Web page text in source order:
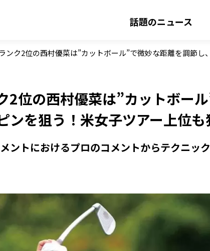
話題のニュース
ンク2位の西村優菜は”カットボール”で微妙な距離を調節し
2位の西村優菜は”カットボー
ンを狙う！米女子ツアー上位も
ントにおけるプロのコメントからテクニッ